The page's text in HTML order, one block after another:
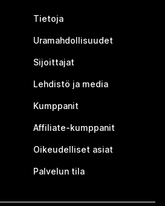
Tietoja
Uramahdollisuudet
Sijoittajat
Lehdistö ja media
Kumppanit
Affiliate-kumppanit
Oikeudelliset asiat
Palvelun tila